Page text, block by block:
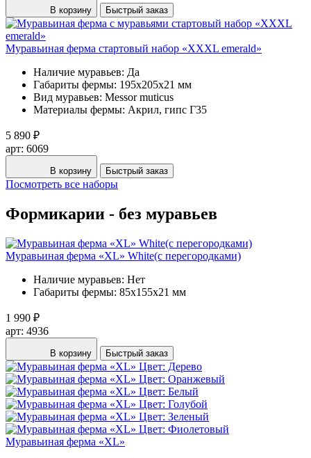
В корзину Быстрый заказ
Муравьиная ферма стартовый набор «XXXL emerald»
Наличие муравьев: Да
Габариты фермы: 195х205х21 мм
Вид муравьев: Messor muticus
Материалы фермы: Акрил, гипс Г35
5 890 ₽
арт: 6069
В корзину Быстрый заказ
Посмотреть все наборы
Формикарии - без муравьев
Муравьиная ферма «XL» White(с перегородками)
Наличие муравьев: Нет
Габариты фермы: 85х155х21 мм
1 990 ₽
арт: 4936
В корзину Быстрый заказ
Муравьиная ферма «XL»